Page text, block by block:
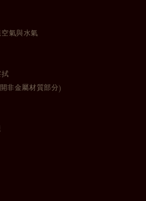
氣與水氣
非金屬材質部分)